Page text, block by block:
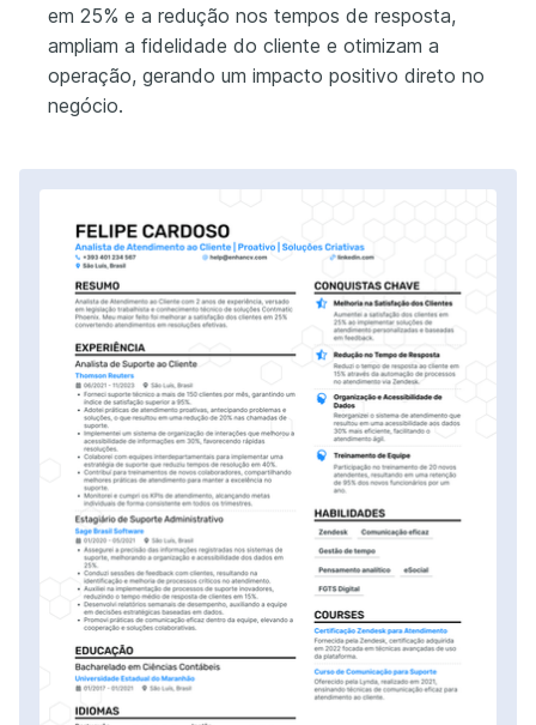
em 25% e a redução nos tempos de resposta,
ampliam a fidelidade do cliente e otimizam a
operação, gerando um impacto positivo direto no
negócio.